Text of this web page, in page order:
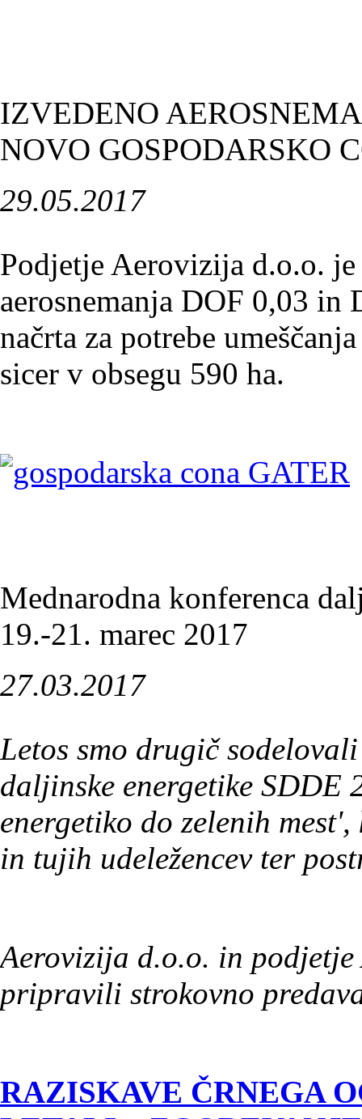
IZVEDENO
NOVO GOSPODARSKO
29.05.2017
Podjetje Aerovizija d.o.o.
aerosnemanja DOF 0,03 in
načrta za potrebe
sicer v obsegu 590 ha.
Mednarodna konferenca
19.-21. marec 2017
27.03.2017
Letos smo drugič
daljinske energetike SDDE
energetiko do zelenih
in tujih udeležencev ter
Aerovizija d.o.o. in
pripravili strokovno
RAZISKAVE ČRNEGA